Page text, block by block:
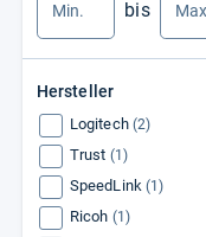
bis
Hersteller
Logitech (2)
Trust (1)
SpeedLink (1)
Ricoh (1)